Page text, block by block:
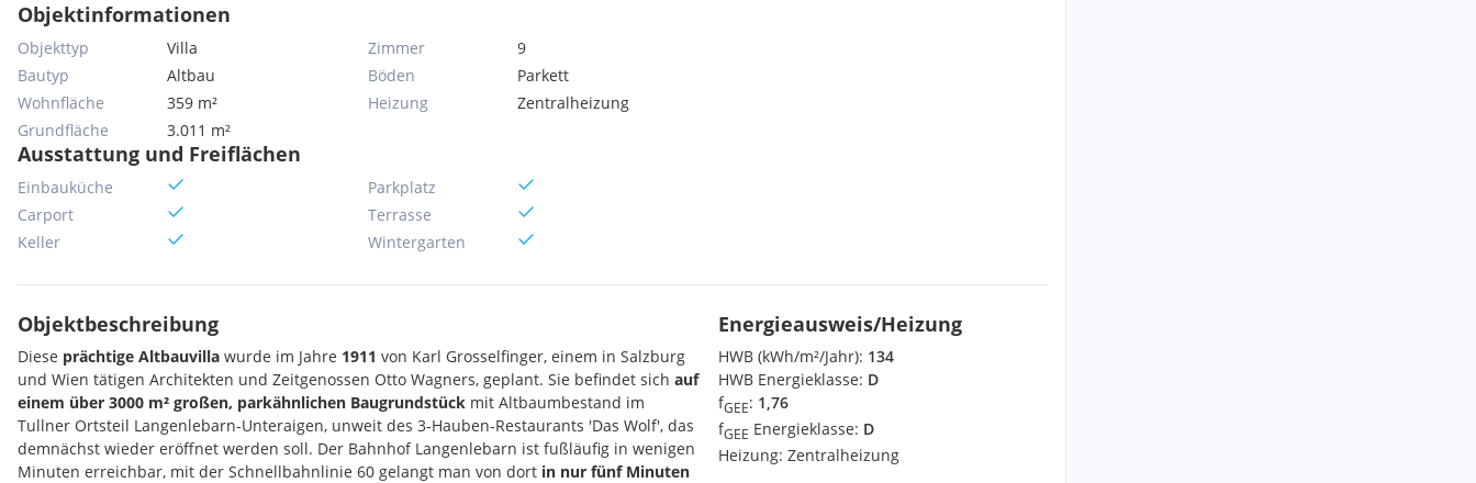
Objektinformationen
Objekttyp
Villa
Bautyp
Altbau
Wohnfläche
359 m²
Grundfläche
3.011 m²
Zimmer
9
Böden
Parkett
Heizung
Zentralheizung
Ausstattung und Freiflächen
Einbauküche
Carport
Keller
Parkplatz
Terrasse
Wintergarten
Objektbeschreibung
Diese prächtige Altbauvilla wurde im Jahre 1911 von Karl Grosselfinger, einem in Salzburg
und Wien tätigen Architekten und Zeitgenossen Otto Wagners, geplant. Sie befindet sich auf
einem über 3000 m² großen, parkähnlichen Baugrundstück mit Altbaumbestand im
Tullner Ortsteil Langenlebarn-Unteraigen, unweit des 3-Hauben-Restaurants 'Das Wolf', das
demnächst wieder eröffnet werden soll. Der Bahnhof Langenlebarn ist fußläufig in wenigen
Minuten erreichbar, mit der Schnellbahnlinie 60 gelangt man von dort in nur fünf Minuten
Energieausweis/Heizung
HWB (kWh/m²/Jahr): 134
HWB Energieklasse: D
fGEE: 1,76
fGEE Energieklasse: D
Heizung: Zentralheizung